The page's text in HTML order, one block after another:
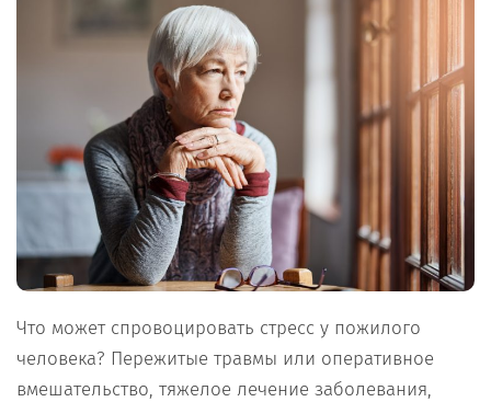
Что может спровоцировать стресс у пожилого
человека? Пережитые травмы или оперативное
вмешательство, тяжелое лечение заболевания,